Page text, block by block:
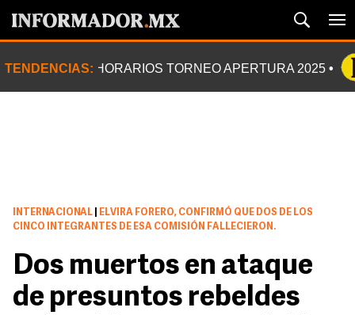
TENDENCIAS: HORARIOS TORNEO APERTURA 2025
INTERNACIONAL
ELVIRA FORERO, CONFIRMÓ QUE DOS DE LOS
CINCO INTEGRANTES DE ESA COMISIÓN FALLECIERON.
Dos muertos en ataque
de presuntos rebeldes